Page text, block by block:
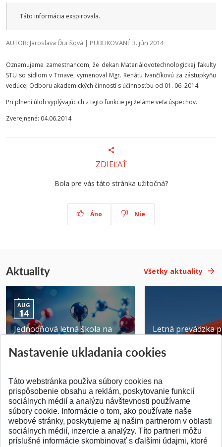
Táto informácia exspirovala.
AUTOR: Jaroslava Ďurišová | PUBLIKOVANÉ 3. jún 2014
Oznamujeme zamestnancom, že dekan Materiálovotechnologickej fakulty
STU so sídlom v Trnave, vymenoval Mgr. Renátu Ivančíkovú za zástupkyňu
vedúcej Odboru akademických činností s účinnosťou od 01. 06. 2014.
Pri plnení úloh vyplývajúcich z tejto funkcie jej želáme veľa úspechov.
Zverejnené: 04.06.2014
ZDIEĽAŤ
Bola pre vás táto stránka užitočná?
Áno Nie
Aktuality Všetky aktuality
AUG
14
Jednodňová letná škola na
Pridané 28.07.2026
Letná prevádzka
Pridané 23.06.2026
SPÄŤ NA VRCH
Nastavenie ukladania cookies
Táto webstránka používa súbory cookies na
prispôsobenie obsahu a reklám, poskytovanie funkcií
sociálnych médií a analýzu návštevnosti používame
súbory cookie. Informácie o tom, ako používate naše
webové stránky, poskytujeme aj našim partnerom v oblasti
sociálnych médií, inzercie a analýzy. Títo partneri môžu
príslušné informácie skombinovať s ďalšími údajmi, ktoré